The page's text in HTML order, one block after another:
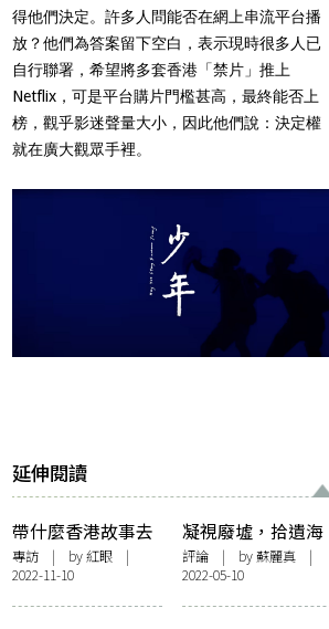
得他們決定。許多人問能否在網上串流平台播
放？他們為答案留下空白，表示現時很多人已
自行聯署，希望將多套香港「禁片」推上
Netflix ，可是平台購片門檻甚高，最終能否上
榜，觀乎影迷聲量大小，因此他們說：決定權
就在廣大觀眾手裡。
延伸閱讀
帶什麼香港故事去
金馬創投
專訪 | by紅眼 |
2022-11-10
凝視廢墟，拾遺海
島頹美：《無映之
地》觀影筆記
評論| by蘇麗真|
2022-05-10